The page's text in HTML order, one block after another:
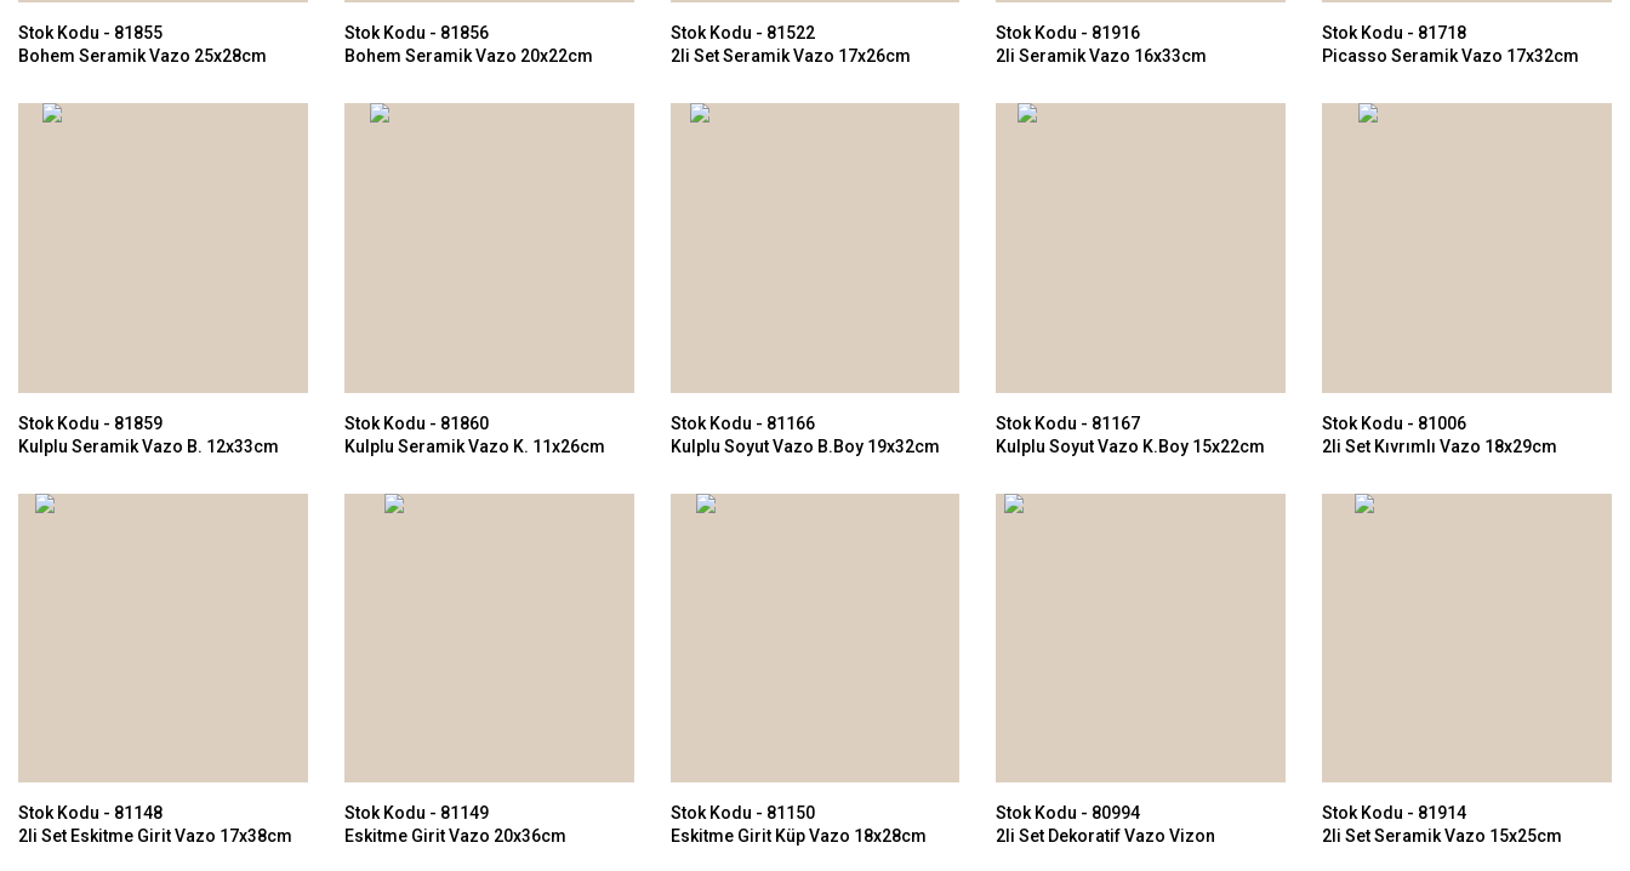
Stok Kodu - 81855
Bohem Seramik Vazo 25x28cm
Stok Kodu - 81856
Bohem Seramik Vazo 20x22cm
Stok Kodu - 81522
2li Set Seramik Vazo 17x26cm
Stok Kodu - 81916
2li Seramik Vazo 16x33cm
Stok Kodu - 81718
Picasso Seramik Vazo 17x32cm
Stok Kodu - 81859
Kulplu Seramik Vazo B. 12x33cm
Stok Kodu - 81860
Kulplu Seramik Vazo K. 11x26cm
Stok Kodu - 81166
Kulplu Soyut Vazo B.Boy 19x32cm
Stok Kodu - 81167
Kulplu Soyut Vazo K.Boy 15x22cm
Stok Kodu - 81006
2li Set Kıvrımlı Vazo 18x29cm
Stok Kodu - 81148
2li Set Eskitme Girit Vazo 17x38cm
Stok Kodu - 81149
Eskitme Girit Vazo 20x36cm
Stok Kodu - 81150
Eskitme Girit Küp Vazo 18x28cm
Stok Kodu - 80994
2li Set Dekoratif Vazo Vizon
Stok Kodu - 81914
2li Set Seramik Vazo 15x25cm